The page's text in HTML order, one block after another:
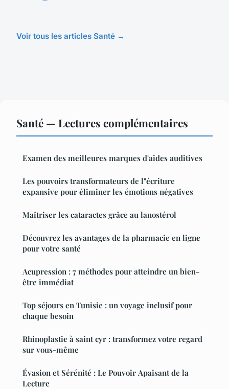
Voir tous les articles Santé →
Santé — Lectures complémentaires
Examen des meilleures marques d'aides auditives
Les pouvoirs transformateurs de l"écriture
expansive pour éliminer les émotions négatives
Maîtriser les cataractes grâce au lanostérol
Découvrez les avantages de la pharmacie en ligne
pour votre santé
Acupression : 7 méthodes pour atteindre un bien-
être immédiat
Top séjours en Tunisie : un voyage inclusif pour
chaque besoin
Rhinoplastie à saint cyr : transformez votre regard
sur vous-même
Évasion et Sérénité : Le Pouvoir Apaisant de la
Lecture